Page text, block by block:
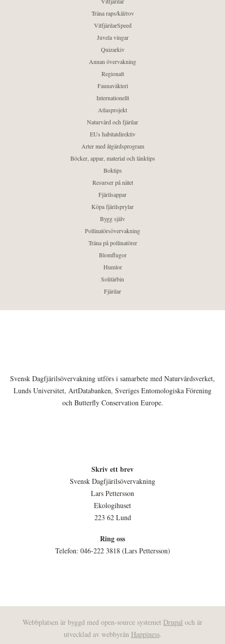
Träna raps/kål/rov
VitfjärilarSpeed
Juvela vingar
Quizarkiv
Annan övervakning
Regionalt
Faunaväkteri
Internationellt
Atlasprojekt
Naturvård och fjärilar
EUs habitatdirektiv
Arter med åtgärdsprogram
Böcker, appar, material och länktips
Boktips
Resurser på nätet
Fjärilsappar
Köpa fjärilsprylar
Bygg själv
Pollinatörsövervakning
Träna på pollinatörer
Blomflugor
Humlor
Solitärbin
Fjärilar
Svensk Dagfjärilsövervakning utförs i samarbete med Naturvårdsverket,
Lunds Universitet, ArtDatabanken, Sveriges Entomologiska Förening
och Butterfly Conservation Europe.
Skriv ett brev
Svensk Dagfjärilsövervakning
Lars Pettersson
Ekologihuset
223 62 Lund
Ring oss
Telefon: 046-222 3818 (Lars Pettersson)
Webbplatsen är byggd med open-source systemet Drupal och är
utvecklad av webbyrån Happiness.